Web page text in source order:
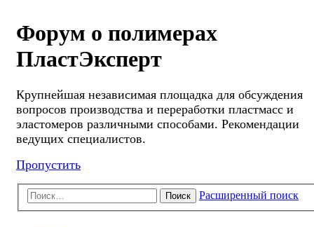
Форум о полимерах
ПластЭксперт
Крупнейшая независимая площадка для обсуждения
вопросов производства и переработки пластмасс и
эластомеров различными способами. Рекомендации
ведущих специалистов.
Пропустить
Поиск Расширенный поиск